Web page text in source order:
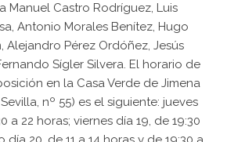
Manuel Castro Rodríguez, Luis
Antonio Morales Benítez, Hugo
Alejandro Pérez Ordóñez, Jesús
Sígler Silvera. El horario de
en la Casa Verde de Jimena
nº 55) es el siguiente: jueves
a 22 horas; viernes día 19, de 19:30